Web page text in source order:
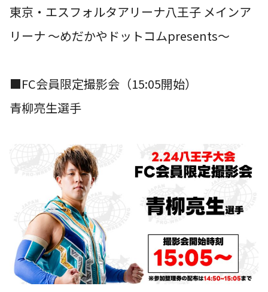
東京・エスフォルタアリーナ八王子 メインア
リーナ ～めだかやドットコムpresents～
■FC会員限定撮影会（15:05開始）
青柳亮生選手